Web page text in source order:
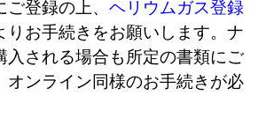
ご登録の上、ヘリウムガス登録
りお手続きをお願いします。ナ
入される場合も所定の書類にご
オンライン同様のお手続きが必